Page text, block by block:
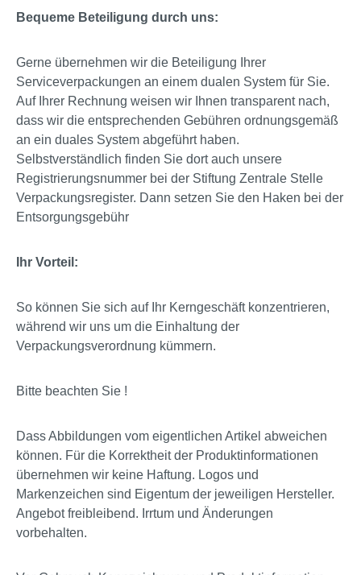
Bequeme Beteiligung durch uns:
Gerne übernehmen wir die Beteiligung Ihrer
Serviceverpackungen an einem dualen System für Sie.
Auf Ihrer Rechnung weisen wir Ihnen transparent nach,
dass wir die entsprechenden Gebühren ordnungsgemäß
an ein duales System abgeführt haben.
Selbstverständlich finden Sie dort auch unsere
Registrierungsnummer bei der Stiftung Zentrale Stelle
Verpackungsregister. Dann setzen Sie den Haken bei der
Entsorgungsgebühr
Ihr Vorteil:
So können Sie sich auf Ihr Kerngeschäft konzentrieren,
während wir uns um die Einhaltung der
Verpackungsverordnung kümmern.
Bitte beachten Sie !
Dass Abbildungen vom eigentlichen Artikel abweichen
können. Für die Korrektheit der Produktinformationen
übernehmen wir keine Haftung. Logos und
Markenzeichen sind Eigentum der jeweiligen Hersteller.
Angebot freibleibend. Irrtum und Änderungen
vorbehalten.